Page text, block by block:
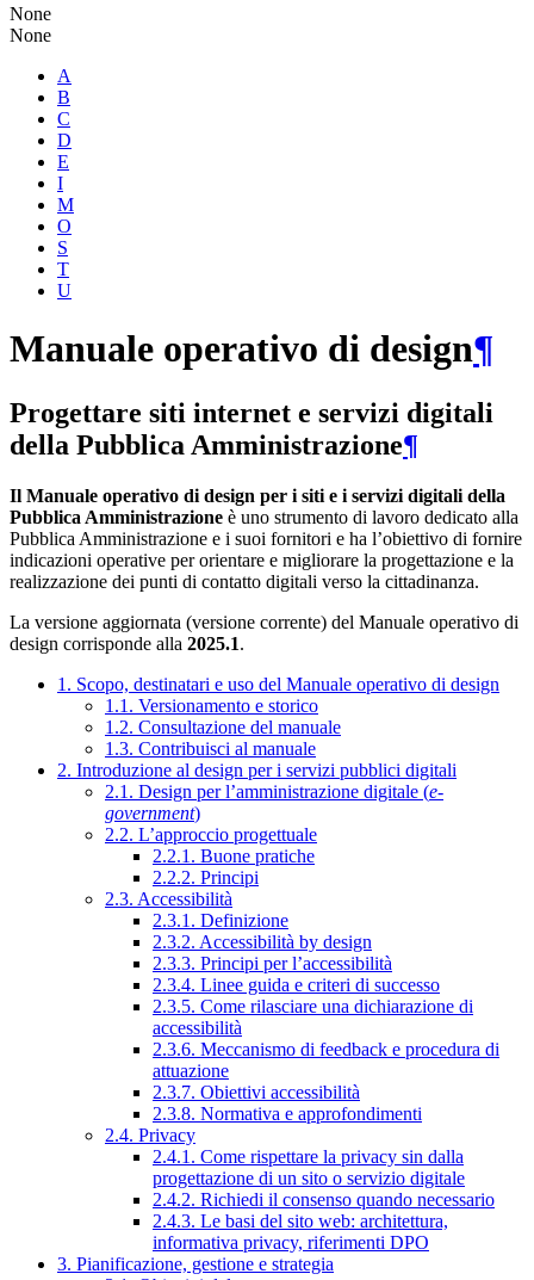
None
None
A
B
C
D
E
I
M
O
S
T
U
Manuale operativo di design¶
Progettare siti internet e servizi digitali
della Pubblica Amministrazione¶
Il Manuale operativo di design per i siti e i servizi digitali della
Pubblica Amministrazione è uno strumento di lavoro dedicato alla
Pubblica Amministrazione e i suoi fornitori e ha l’obiettivo di fornire
indicazioni operative per orientare e migliorare la progettazione e la
realizzazione dei punti di contatto digitali verso la cittadinanza.
La versione aggiornata (versione corrente) del Manuale operativo di
design corrisponde alla 2025.1.
1. Scopo, destinatari e uso del Manuale operativo di design
1.1. Versionamento e storico
1.2. Consultazione del manuale
1.3. Contribuisci al manuale
2. Introduzione al design per i servizi pubblici digitali
2.1. Design per l’amministrazione digitale (e-
government)
2.2. L’approccio progettuale
2.2.1. Buone pratiche
2.2.2. Principi
2.3. Accessibilità
2.3.1. Definizione
2.3.2. Accessibilità by design
2.3.3. Principi per l’accessibilità
2.3.4. Linee guida e criteri di successo
2.3.5. Come rilasciare una dichiarazione di
accessibilità
2.3.6. Meccanismo di feedback e procedura di
attuazione
2.3.7. Obiettivi accessibilità
2.3.8. Normativa e approfondimenti
2.4. Privacy
2.4.1. Come rispettare la privacy sin dalla
progettazione di un sito o servizio digitale
2.4.2. Richiedi il consenso quando necessario
2.4.3. Le basi del sito web: architettura,
informativa privacy, riferimenti DPO
3. Pianificazione, gestione e strategia